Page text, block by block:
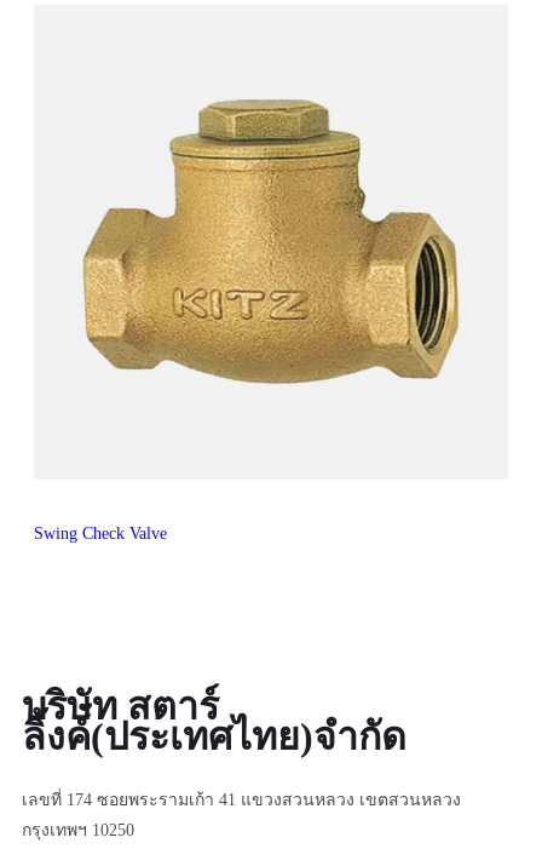
Swing Check Valve
บริษัท สตาร์
ลิ้งค์(ประเทศไทย)จำกัด
เลขที่ 174 ซอยพระรามเก้า 41 แขวงสวนหลวง เขตสวนหลวง
กรุงเทพฯ 10250